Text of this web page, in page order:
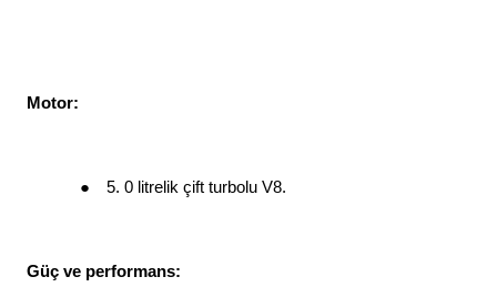
Motor:
● 5. 0 litrelik çift turbolu V8.
Güç ve performans: